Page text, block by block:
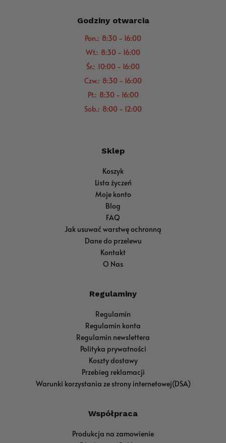
Godziny otwarcia
Pon.: 8:30 - 16:00
Wt.: 8:30 - 16:00
Śr.: 10:00 - 16:00
Czw.: 8:30 - 16:00
Pt.: 8:30 - 16:00
Sob.: 8:00 - 12:00
Sklep
Koszyk
Lista życzeń
Moje konto
Blog
FAQ
Jak usuwać warstwę ochronną
Dane do przelewu
Kontakt
O Nas
Regulaminy
Regulamin
Regulamin konta
Regulamin newslettera
Polityka prywatności
Koszty dostawy
Przebieg reklamacji
Warunki korzystania ze strony internetowej(DSA)
Współpraca
Produkcja na zamowienie